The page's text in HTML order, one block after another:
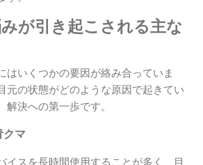
が引き起こされる主な
はいくつかの要因が絡み合っていま
元の状態がどのような原因で起きてい
解決への第一歩です。
クマ
イスを長時間使用することが多く、目